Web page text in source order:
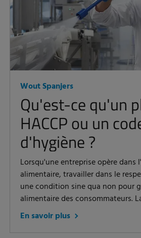
Wout Spanjers
Qu'est-ce qu'un
HACCP ou un
d'hygiène ?
Lorsqu'une entreprise opère dans
alimentaire, travailler dans le
une condition sine qua non pour
alimentaire des consommateurs.
En savoir plus